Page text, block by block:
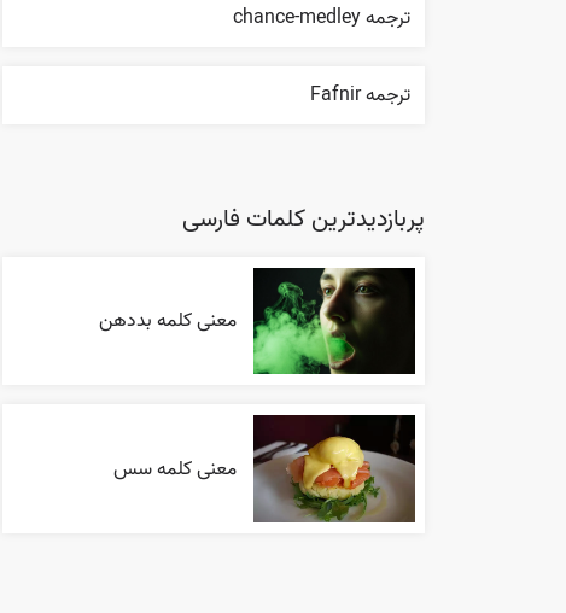
ترجمه chance-medley
ترجمه Fafnir
پربازدیدترین کلمات فارسی
معنی کلمه بددهن
معنی کلمه سس